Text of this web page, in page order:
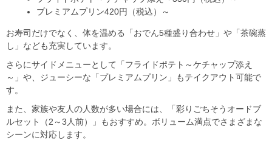
プレミアムプリン420円（税込）～
お寿司だけでなく、体を温める「おでん5種盛り合わせ」や「茶碗蒸
し」なども充実しています。
さらにサイドメニューとして「フライドポテト～ケチャップ添え
～」や、ジューシーな「プレミアムプリン」もテイクアウト可能で
す。
また、家族や友人の人数が多い場合には、「彩りごちそうオードブ
ルセット（2～3人前）」もおすすめ。ボリューム満点でさまざまな
シーンに対応します。